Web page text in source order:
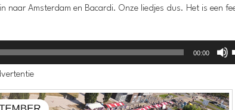
naar Amsterdam en Bacardi. Onze liedjes dus. Het is een
00:00